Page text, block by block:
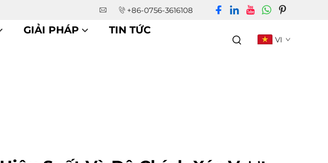
+86-0756-3616108
GIẢI PHÁP
TIN TỨC
VI